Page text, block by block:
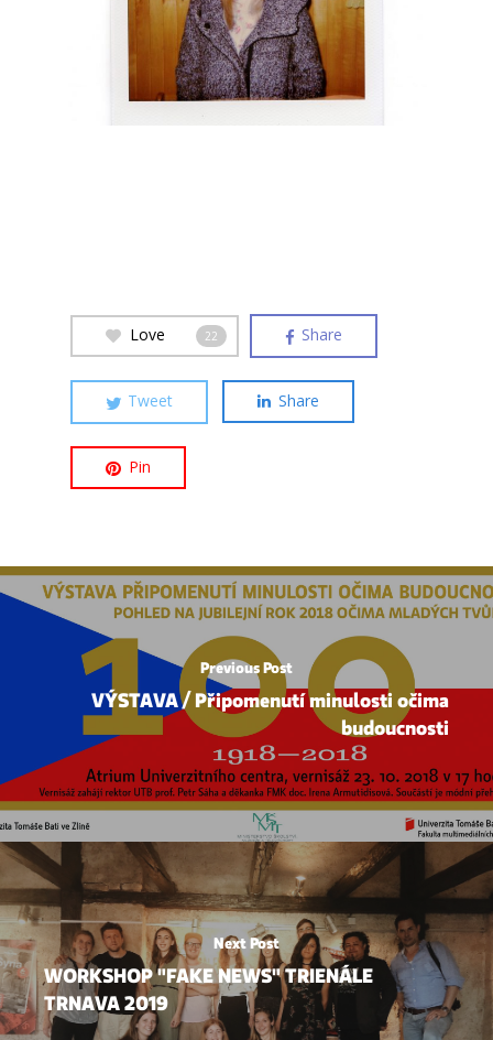
Love 22 Share
Tweet Share
Pin
Previous Post
VÝSTAVA / Připomenutí minulosti očima
budoucnosti
Next Post
WORKSHOP "FAKE NEWS" TRIENÁLE
TRNAVA 2019